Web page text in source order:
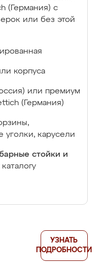
(Германия) с
или без этой
корпуса
или премиум
(Германия)
карусели
стойки и
УЗНАТЬ
ПОДРОБНОСТИ